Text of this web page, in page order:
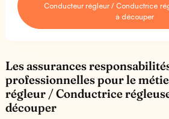
Conducteur régleur / Conductrice
à découper
Les assurances
professionnelles pour le
régleur / Conductrice
découper